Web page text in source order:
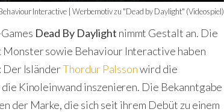
Interactive | Werbemotiv zu "Dead by Daylight" (Videospiel)
Dead By Daylight nimmt Gestalt an. Die
sowie Behaviour Interactive haben
Der IsländerThordur Palssonwird die
Kinoleinwand inszenieren. Die Bekanntgabe
der Marke, die sich seit ihrem Debüt zu einem